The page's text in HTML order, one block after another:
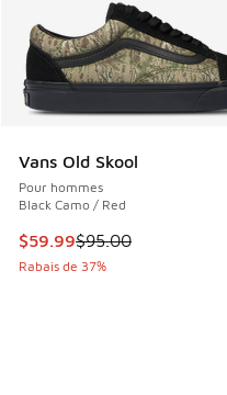
Vans Old Skool
Pour hommes
Black Camo / Red
Cet article est en solde.
$59.99$95.00
Rabais de 37%